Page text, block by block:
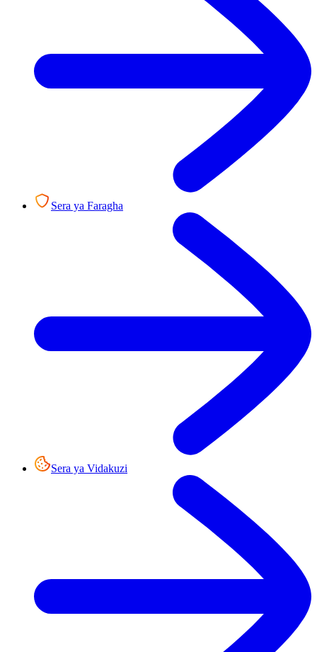
Sera ya Faragha
Sera ya Vidakuzi